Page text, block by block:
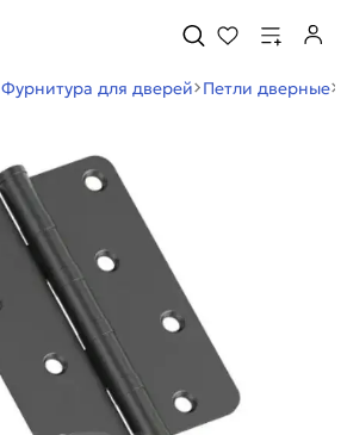
Фурнитура для дверей Петли дверные